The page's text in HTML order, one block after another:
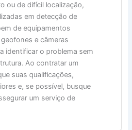
ou de difícil localização,
em detecção de
de equipamentos
e câmeras
identificar o problema sem
Ao contratar um
suas qualificações,
e, se possível, busque
um serviço de